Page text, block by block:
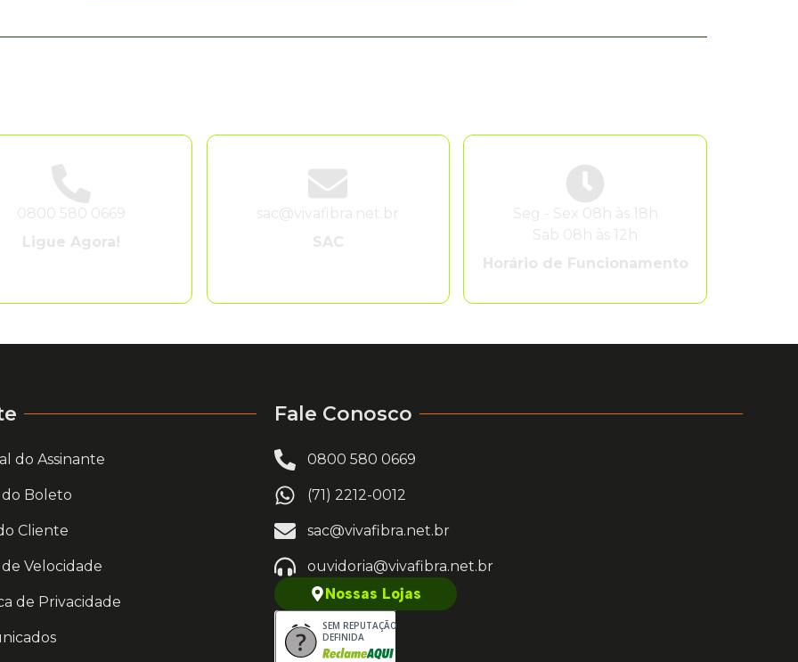
0800 580 0669
Ligue Agora!
sac@vivafibra.net.br
SAC
Seg - Sex 08h às 18h
Sab 08h às 12h
Horário de Funcionamento
do Assinante
do Boleto
Cliente
Velocidade
de Privacidade
Fale Conosco
0800 580 0669
(71) 2212-0012
sac@vivafibra.net.br
ouvidoria@vivafibra.net.br
Nossas Lojas
SEM REPUTAÇÃO
DEFINIDA